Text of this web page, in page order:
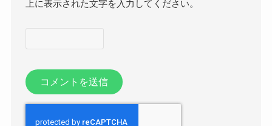
上に表示された文字を入力してください。